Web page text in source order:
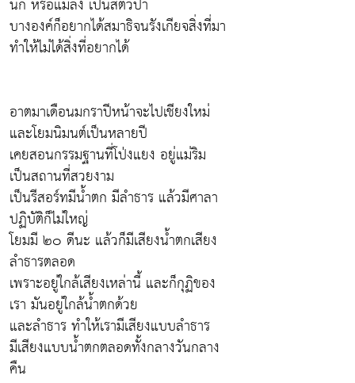
บางองค์ก็อยากได้สมาธิจนรังเกียจสิ่งที่มา
ทำให้ไม่ได้สิ่งที่อยากได้
อาตมาเดือนมกราปีหน้าจะไปเชียงใหม่
และโยมนิมนต์เป็นหลายปี
เคยสอนกรรมฐานที่โป่งแยง อยู่แม่ริม
เป็นสถานที่สวยงาม
เป็นรีสอร์ทมีน้ำตก มีลำธาร แล้วมีศาลา
ปฏิบัติก็ไม่ใหญ่
โยมมี ๒๐ ดีนะ แล้วก็มีเสียงน้ำตกเสียง
ลำธารตลอด
เพราะอยู่ใกล้เสียงเหล่านี้ และก็กุฏิของ
เรา มันอยู่ใกล้น้ำตกด้วย
และลำธาร ทำให้เรามีเสียงแบบลำธาร
มีเสียงแบบน้ำตกตลอดทั้งกลางวันกลาง
คืน